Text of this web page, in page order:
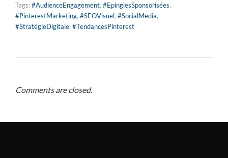
Tags:#AudienceEngagement, #EpinglesSponsorisées,
#PinterestMarketing, #SEOVisuel, #SocialMedia,
#StratégieDigitale, #TendancesPinterest
Comments are closed.